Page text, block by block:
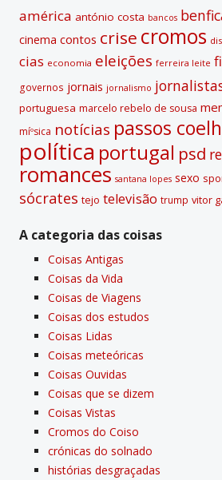
américa antónio costa bancos
cinema contos crise cromos
cias economia eleições ferreira leite
governos jornais jornalismo
portuguesa marcelo rebelo de sousa
míºsica notí­cias passos
polí­tica portugal psd
romances santana lopes sexo
sócrates tejo televisão trump vitor
A categoria das coisas
Coisas Antigas
Coisas da Vida
Coisas de Viagens
Coisas dos estudos
Coisas Lidas
Coisas meteóricas
Coisas Ouvidas
Coisas que se dizem
Coisas Vistas
Cromos do Coiso
crónicas do solnado
histórias desgraçadas